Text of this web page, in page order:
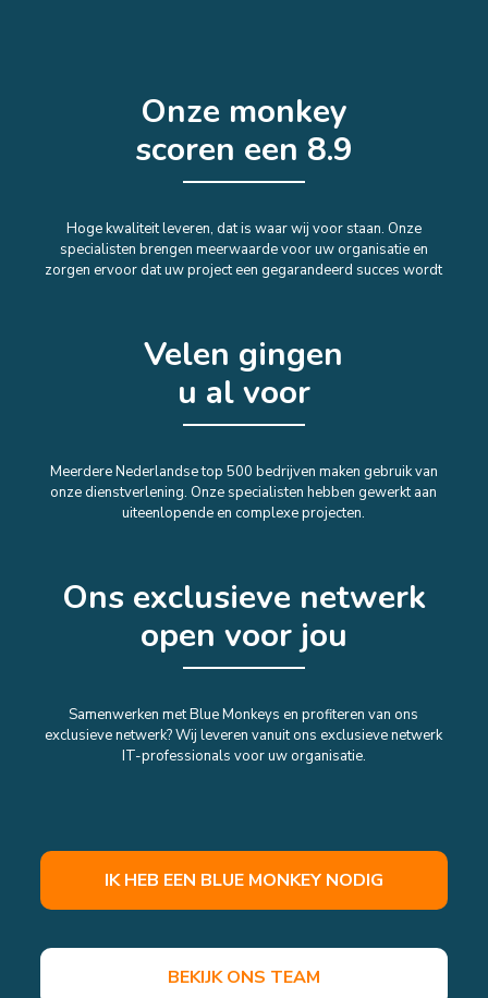
Onze monkey
scoren een 8.9
Hoge kwaliteit leveren, dat is waar wij voor staan. Onze
specialisten brengen meerwaarde voor uw organisatie en
zorgen ervoor dat uw project een gegarandeerd succes wordt
Velen gingen
u al voor
Meerdere Nederlandse top 500 bedrijven maken gebruik van
onze dienstverlening. Onze specialisten hebben gewerkt aan
uiteenlopende en complexe projecten.
Ons exclusieve netwerk
open voor jou
Samenwerken met Blue Monkeys en profiteren van ons
exclusieve netwerk? Wij leveren vanuit ons exclusieve netwerk
IT-professionals voor uw organisatie.
IK HEB EEN BLUE MONKEY NODIG
BEKIJK ONS TEAM